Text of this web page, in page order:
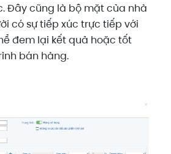
Đây cũng là bộ mặt của nhà
có sự tiếp xúc trực tiếp với
đem lại kết quả hoặc tốt
bán hàng.